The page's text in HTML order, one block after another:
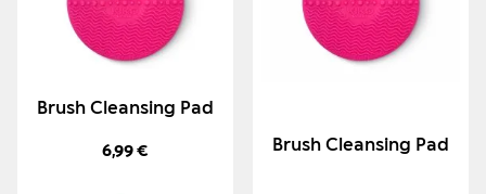
Brush Cleansing Pad
6,99 € Brush Cleansing Pad